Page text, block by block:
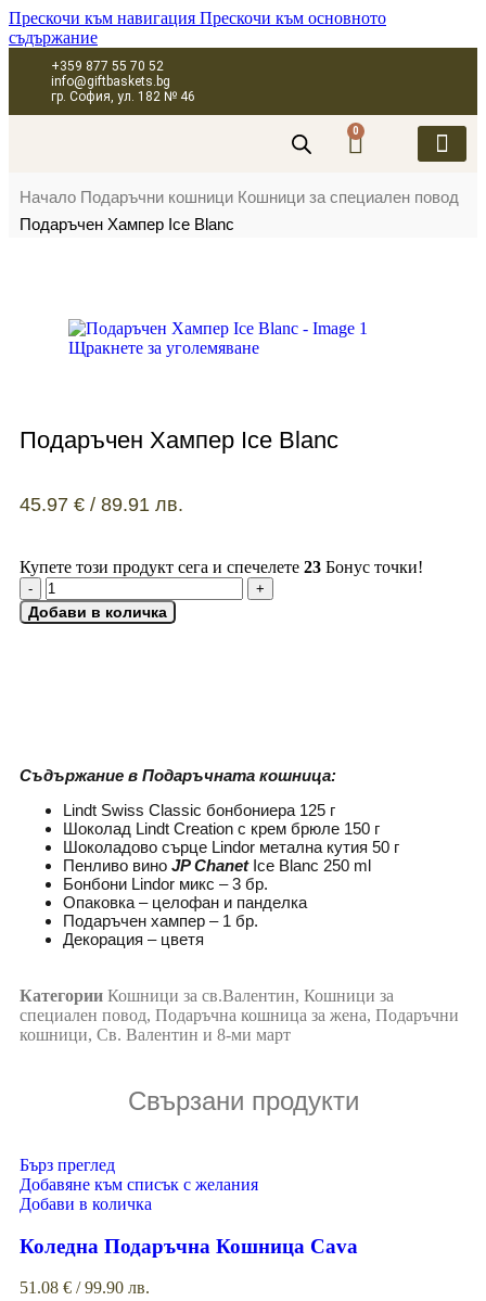
Прескочи към навигация Прескочи към основното
съдържание
+359 877 55 70 52
info@giftbaskets.bg
гр. София, ул. 182 № 46
0
Начало Подаръчни кошници Кошници за специален повод
Подаръчен Хампер Ice Blanc
Щракнете за уголемяване
Подаръчен Хампер Ice Blanc
45.97 € / 89.91 лв.
Купете този продукт сега и спечелете 23 Бонус точки!
Добави в количка
Съдържание в Подаръчната кошница:
Lindt Swiss Classic бонбониера 125 г
Шоколад Lindt Creation с крем брюле 150 г
Шоколадово сърце Lindor метална кутия 50 г
Пенливо вино JP ChanetIce Blanc 250 ml
Бонбони Lindor микс – 3 бр.
Опаковка – целофан и панделка
Подаръчен хампер – 1 бр.
Декорация – цветя
Категории Кошници за св.Валентин, Кошници за
специален повод, Подаръчна кошница за жена, Подаръчни
кошници, Св. Валентин и 8-ми март
Свързани продукти
Бърз преглед
Добавяне към списък с желания
Добави в количка
Коледна Подаръчна Кошница Cava
51.08 € / 99.90 лв.